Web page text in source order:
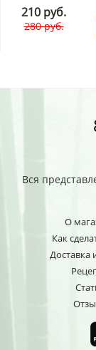
210 руб.
280 руб.
Вся
О
Как
Доставка